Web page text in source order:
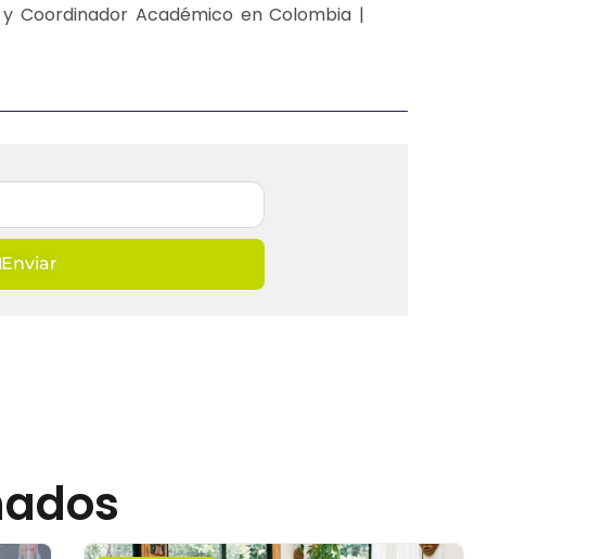
Coordinador Académico en Colombia |
Enviar